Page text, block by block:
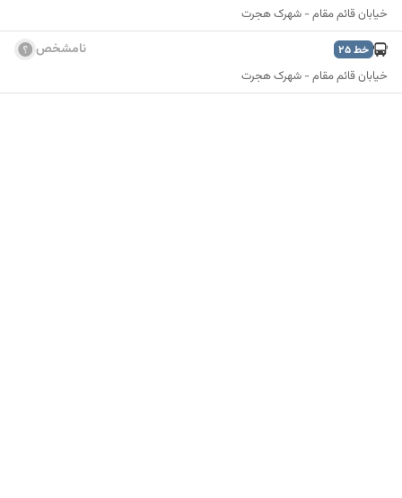
خیابان قائم مقام - شهرک هجرت
خط25 نامشخص
خیابان قائم مقام - شهرک هجرت